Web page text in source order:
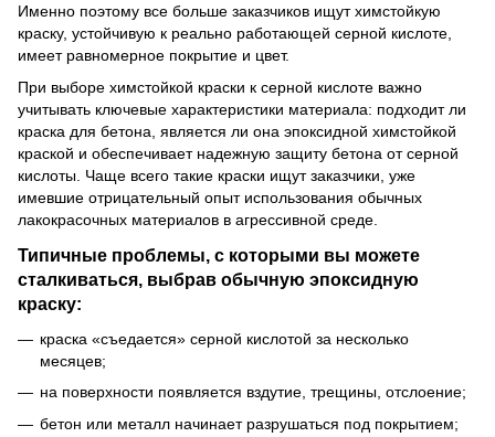
Именно поэтому все больше заказчиков ищут химстойкую
краску, устойчивую к реально работающей серной кислоте,
имеет равномерное покрытие и цвет.
При выборе химстойкой краски к серной кислоте важно
учитывать ключевые характеристики материала: подходит ли
краска для бетона, является ли она эпоксидной химстойкой
краской и обеспечивает надежную защиту бетона от серной
кислоты. Чаще всего такие краски ищут заказчики, уже
имевшие отрицательный опыт использования обычных
лакокрасочных материалов в агрессивной среде.
Типичные проблемы, с которыми вы можете
сталкиваться, выбрав обычную эпоксидную
краску:
краска «съедается» серной кислотой за несколько
месяцев;
на поверхности появляется вздутие, трещины, отслоение;
бетон или металл начинает разрушаться под покрытием;